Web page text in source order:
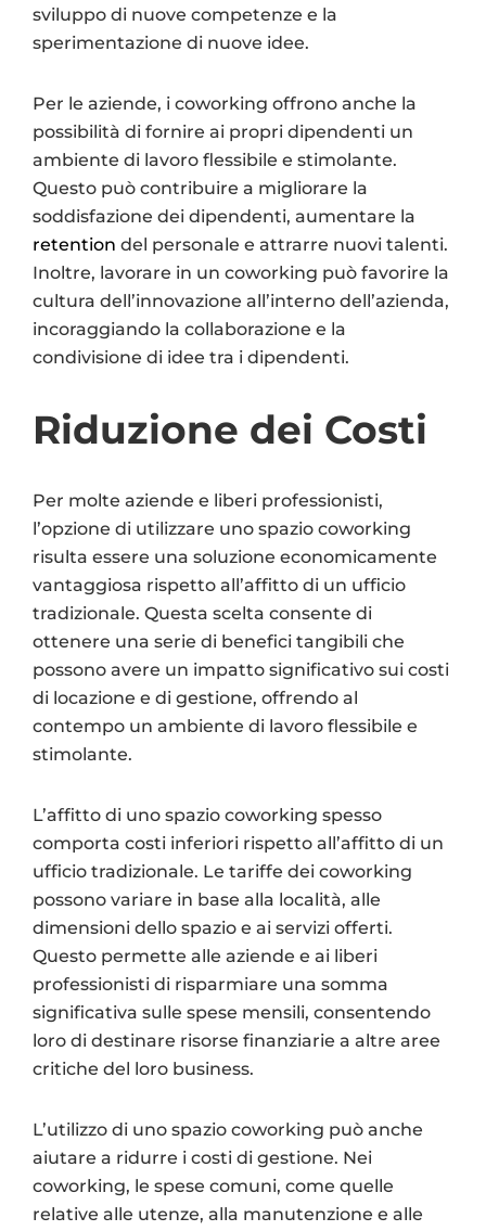
sviluppo di nuove competenze e la
sperimentazione di nuove idee.
Per le aziende, i coworking offrono anche la
possibilità di fornire ai propri dipendenti un
ambiente di lavoro flessibile e stimolante.
Questo può contribuire a migliorare la
soddisfazione dei dipendenti, aumentare la
retention del personale e attrarre nuovi talenti.
Inoltre, lavorare in un coworking può favorire la
cultura dell’innovazione all’interno dell’azienda,
incoraggiando la collaborazione e la
condivisione di idee tra i dipendenti.
Riduzione dei Costi
Per molte aziende e liberi professionisti,
l’opzione di utilizzare uno spazio coworking
risulta essere una soluzione economicamente
vantaggiosa rispetto all’affitto di un ufficio
tradizionale. Questa scelta consente di
ottenere una serie di benefici tangibili che
possono avere un impatto significativo sui costi
di locazione e di gestione, offrendo al
contempo un ambiente di lavoro flessibile e
stimolante.
L’affitto di uno spazio coworking spesso
comporta costi inferiori rispetto all’affitto di un
ufficio tradizionale. Le tariffe dei coworking
possono variare in base alla località, alle
dimensioni dello spazio e ai servizi offerti.
Questo permette alle aziende e ai liberi
professionisti di risparmiare una somma
significativa sulle spese mensili, consentendo
loro di destinare risorse finanziarie a altre aree
critiche del loro business.
L’utilizzo di uno spazio coworking può anche
aiutare a ridurre i costi di gestione. Nei
coworking, le spese comuni, come quelle
relative alle utenze, alla manutenzione e alle